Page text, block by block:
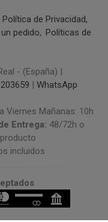
Política de Privacidad
pedido
Políticas de
- (España) |
| WhatsApp
Viernes Mañanas: 10h
Entrega: 48/72h o
incluidos